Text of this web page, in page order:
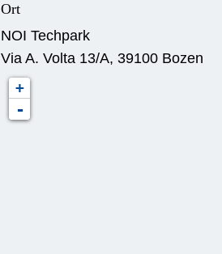
Ort
NOI Techpark
Via A. Volta 13/A, 39100 Bozen
+
-